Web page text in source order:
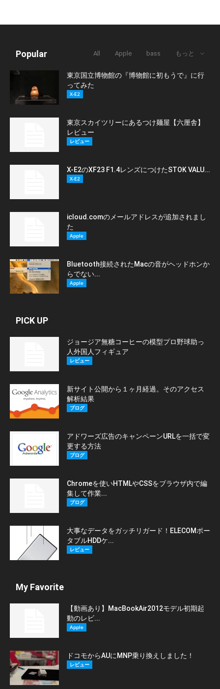
Popular All Apple bass もっと
東京国立博物館の『博物館に初もうで』に行
ってみた
X-E2
東京スカイツリーにあるつけ麺屋【六厘舎】
レビュー
レビュー
X-E2のXF23 F1.4レンズにつけたSTOK VALU...
X-E2
icloud.comのメールアドレスが追加されまし
た
Apple
Bluetooth接続されたMacの音がヘッドホンか
らでない...
Apple
PICK UP
ジョージア無糖コーヒーの模型プロ野球助っ
人外国人フィギュア
レビュー
新サイト公開から１ヶ月経過。そのアクセス
解析結果
ブログ
アドワーズ広告のキャンペーンURLを一括で変
更する方法
ブログ
Chromeを使いHTMLやCSSをブラウザ内で編
集して作業...
ブログ
大事なデータをガッチリガード！ELECOMポー
タブルHDDケ...
レビュー
My Favorite
【動画あり】MacBookAir2012モデル初期起
動のレビ...
Apple
ドコモからAUにMNP乗り換えしました！
レビュー